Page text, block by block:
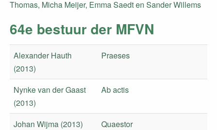
Thomas, Micha Meijer, ​Emma Saedt en Sander Willems
64e bestuur der MFVN
Alexander Hauth
(2013)
Praeses
Nynke van der Gaast
(2013)
Ab actis
Johan Wijma (2013)
Quaestor